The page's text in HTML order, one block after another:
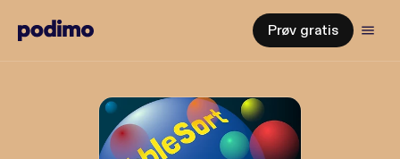
Prøv gratis